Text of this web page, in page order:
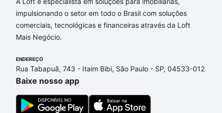
podem se adequar ao seu orçamento. Se ainda tem
alguma dúvida dos custos envolvidos no processo
de compra, veja em nosso portal
comprar o imóvel dos seus sonhos com segurança e
conforto. Loft, com você até as chaves.
impulsionando o setor em todo o Brasil com soluções
comerciais, tecnológicas e financeiras através da Loft
Mais Negócio.
ENDEREÇO
Rua Tabapuã, 743 - Itaim Bibi, São Paulo - SP, 04533-012
Baixe nosso app